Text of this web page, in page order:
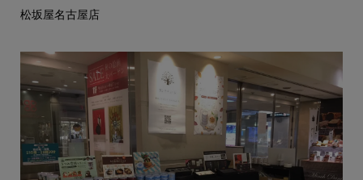
松坂屋名古屋店